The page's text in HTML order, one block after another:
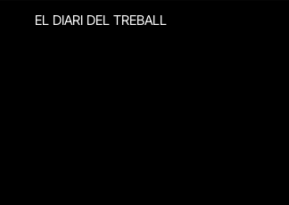
EL DIARI DEL TREBALL